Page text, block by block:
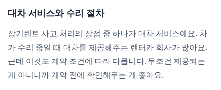
대차 서비스와 수리 절차
장기렌트 사고 처리의 장점 중 하나가 대차 서비스예요. 차
가 수리 중일 때 대차를 제공해주는 렌터카 회사가 많아요.
근데 이것도 계약 조건에 따라 다릅니다. 무조건 제공되는
게 아니니까 계약 전에 확인해두는 게 좋아요.